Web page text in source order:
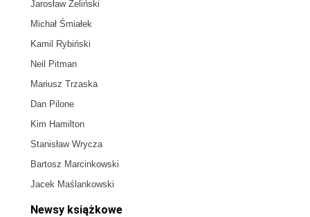
Jarosław Żeliński
Michał Śmiałek
Kamil Rybiński
Neil Pitman
Mariusz Trzaska
Dan Pilone
Kim Hamilton
Stanisław Wrycza
Bartosz Marcinkowski
Jacek Maślankowski
Newsy książkowe